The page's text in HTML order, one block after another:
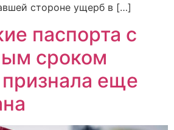
стороне ущерб в […]
паспорта с
сроком
еще